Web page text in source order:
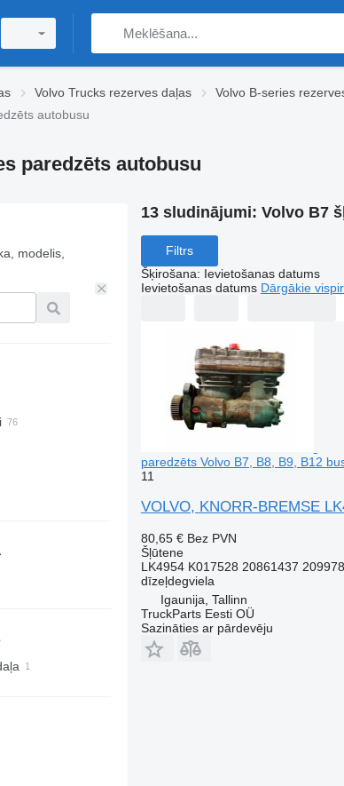
Volvo Trucks rezerves daļas Volvo B-series
autobusu
paredzēts autobusu
modelis,
13 sludinājumi: Volvo B7
Filtrs
Šķirošana: Ievietošanas datums
Ievietošanas datums Dārgākie
paredzēts Volvo B7, B8, B9, B12
11
VOLVO, KNORR-BREMSE
80,65 € Bez PVN
Šļūtene
LK4954 K017528 20861437
dīzeļdegviela
Igaunija, Tallinn
TruckParts Eesti OÜ
Sazināties ar pārdevēju